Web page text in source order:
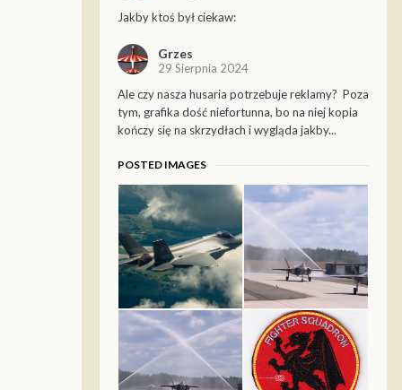
Jakby ktoś był ciekaw:
Grzes
29 Sierpnia 2024
Ale czy nasza husaria potrzebuje reklamy? Poza
tym, grafika dość niefortunna, bo na niej kopia
kończy się na skrzydłach i wygląda jakby...
POSTED IMAGES